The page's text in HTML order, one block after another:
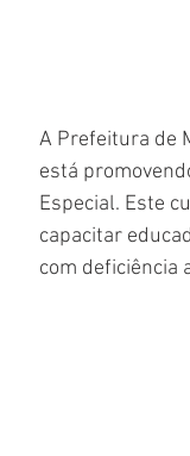
A Prefeitura de
está
Especial. Este
capacitar
com deficiência